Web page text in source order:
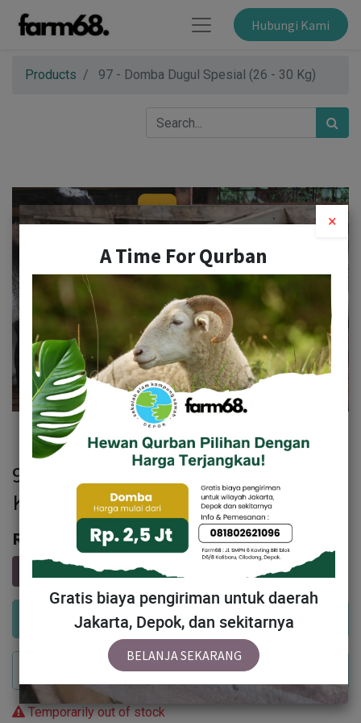
Hubungi Kami
Products 97 - Domba Dugul Spesial (26 - 30 Kg)
97 - Domba Dugul Spesial (26 - 30
Kg)
Rp 2,893,000
Add to Cart
Buy Now
Temporarily out of stock
×
A Time For Qurban
Gratis biaya pengiriman untuk daerah
Jakarta, Depok, dan sekitarnya
BELANJA SEKARANG